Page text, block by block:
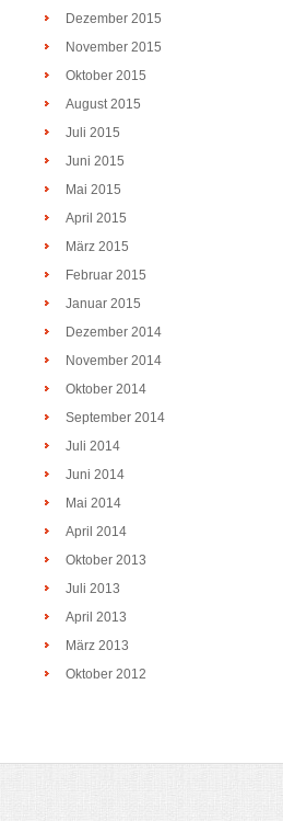
Dezember 2015
November 2015
Oktober 2015
August 2015
Juli 2015
Juni 2015
Mai 2015
April 2015
März 2015
Februar 2015
Januar 2015
Dezember 2014
November 2014
Oktober 2014
September 2014
Juli 2014
Juni 2014
Mai 2014
April 2014
Oktober 2013
Juli 2013
April 2013
März 2013
Oktober 2012